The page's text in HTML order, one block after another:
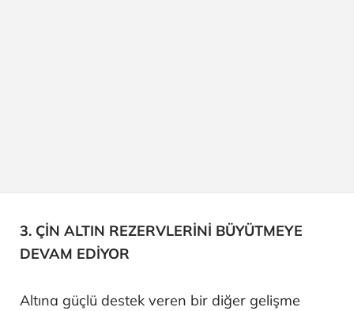
3. ÇİN ALTIN REZERVLERİNİ BÜYÜTMEYE
DEVAM EDİYOR
Altına güçlü destek veren bir diğer gelişme